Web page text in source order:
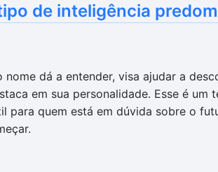
de inteligência
dá a entender, visa ajudar a
em sua personalidade. Esse é um
para quem está em dúvida sobre o